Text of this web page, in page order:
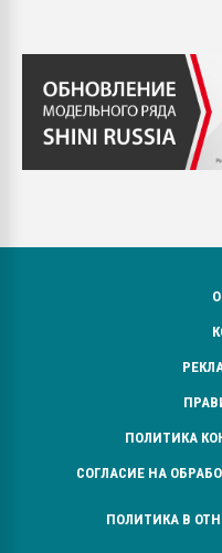
ПОЛИТИКА
СОГЛАСИЕ НА
ПОЛИТИКА В